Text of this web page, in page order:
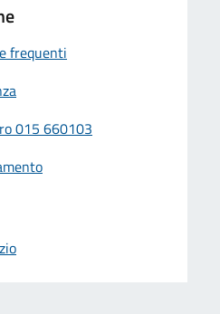
frequenti
015 660103